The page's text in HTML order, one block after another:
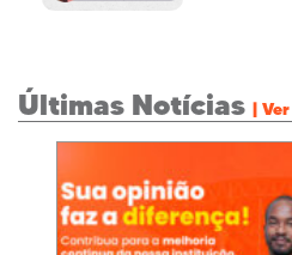
Últimas Notícias |